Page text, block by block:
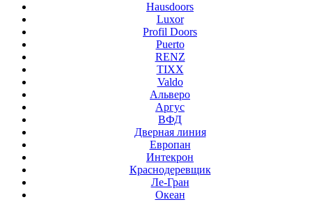
Hausdoors
Luxor
Profil Doors
Puerto
RENZ
TIXX
Valdo
Альверо
Аргус
ВФД
Дверная линия
Европан
Интекрон
Краснодеревщик
Ле-Гран
Океан